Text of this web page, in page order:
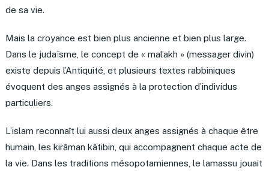
de sa vie.
Mais la croyance est bien plus ancienne et bien plus large.
Dans le judaïsme, le concept de « mal’akh » (messager divin)
existe depuis l’Antiquité, et plusieurs textes rabbiniques
évoquent des anges assignés à la protection d’individus
particuliers.
L’islam reconnaît lui aussi deux anges assignés à chaque être
humain, les kirâman kâtibin, qui accompagnent chaque acte de
la vie. Dans les traditions mésopotamiennes, le lamassu jouait